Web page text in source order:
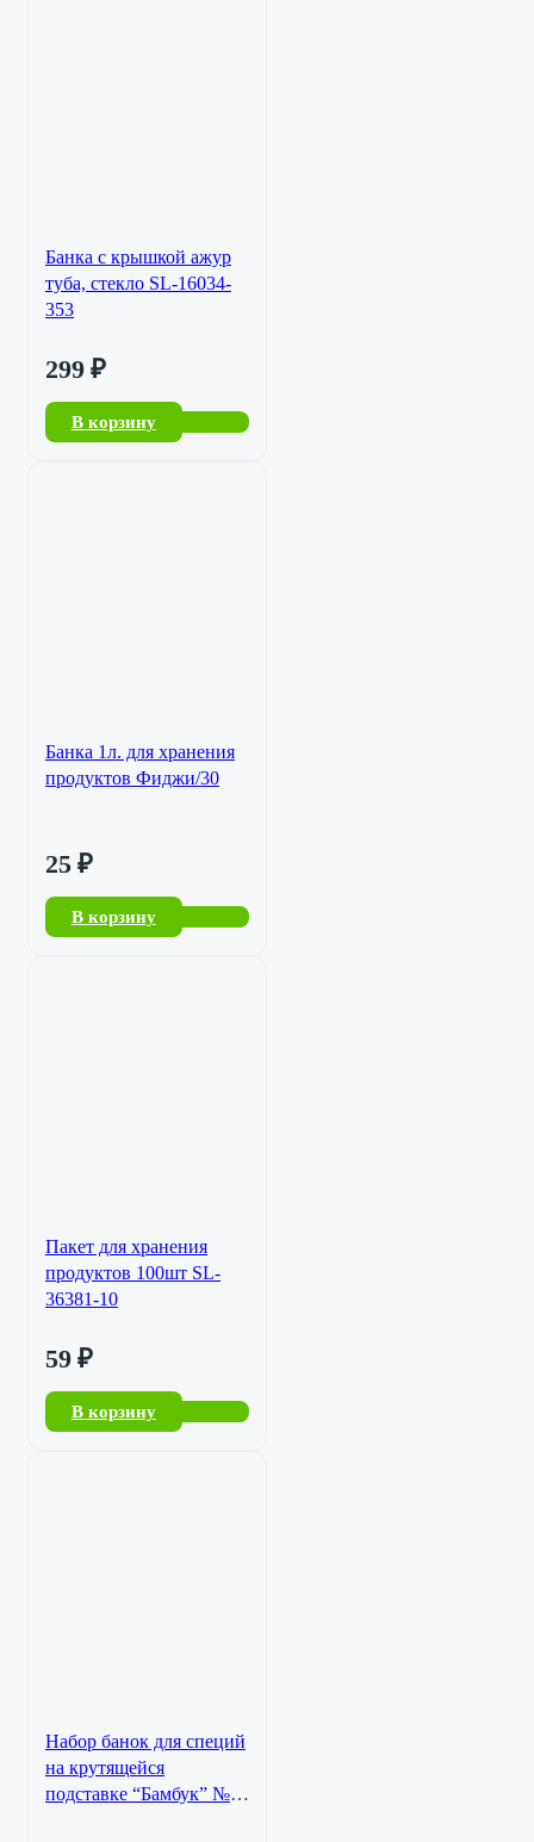
Банка с крышкой ажур
туба, стекло SL-16034-
353
299 ₽
В корзину
Банка 1л. для хранения
продуктов Фиджи/30
25 ₽
В корзину
Пакет для хранения
продуктов 100шт SL-
36381-10
59 ₽
В корзину
Набор банок для специй
на крутящейся
подставке “Бамбук” №1